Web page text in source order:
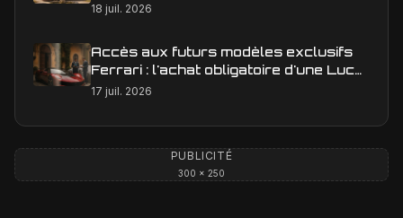
18 juil. 2026
Accès aux futurs modèles exclusifs
Ferrari : l'achat obligatoire d'une Luce
est-il une réalité ?
17 juil. 2026
PUBLICITÉ
300 × 250